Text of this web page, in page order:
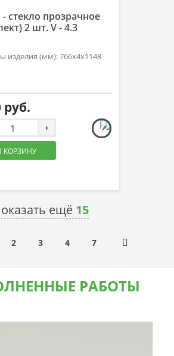
стекло прозрачное
2 шт. V - 4.3
изделия (мм): 766х4х1148
руб.
КОРЗИНУ
ещё 15
2 3 4 7
РАБОТЫ